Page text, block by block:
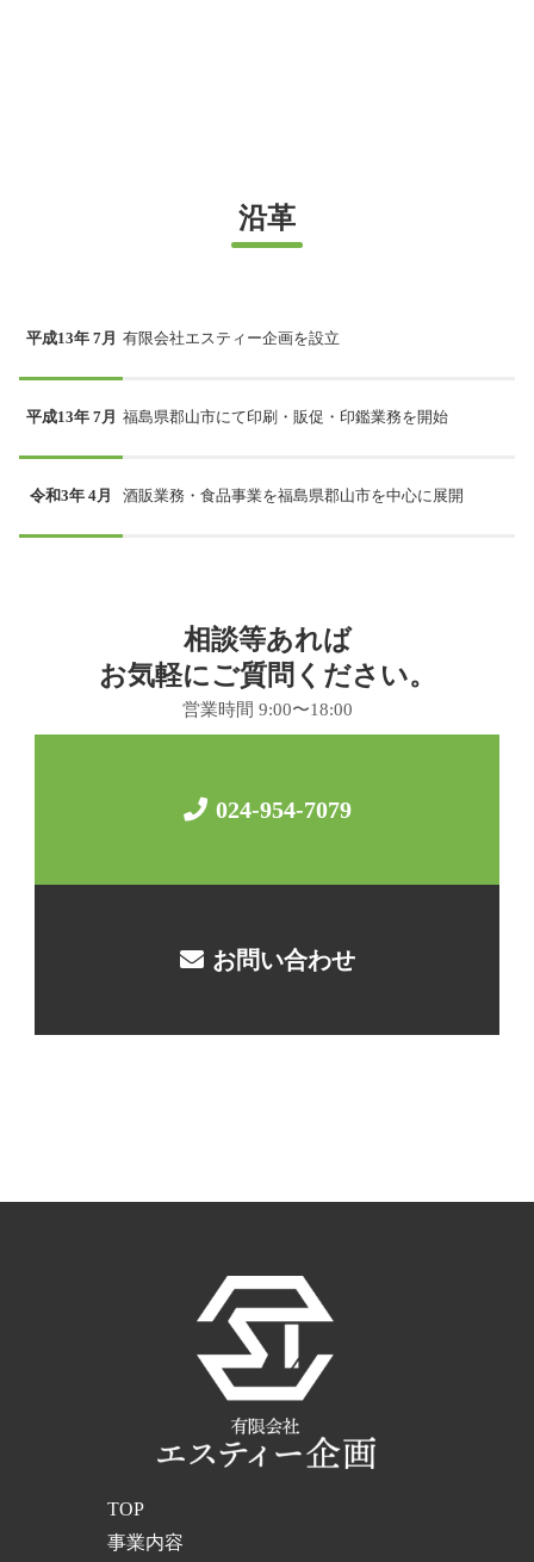
沿革
平成13年 7月 有限会社エスティー企画を設立
平成13年 7月 福島県郡山市にて印刷・販促・印鑑業務を開始
令和3年 4月 酒販業務・食品事業を福島県郡山市を中心に展開
相談等あれば
お気軽にご質問ください。
営業時間 9:00〜18:00
024-954-7079
お問い合わせ
TOP
事業内容